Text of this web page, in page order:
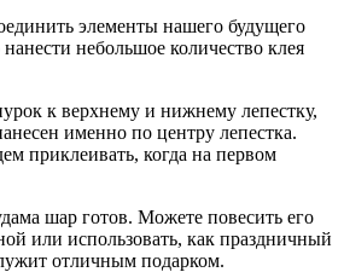
элементы нашего будущего
небольшое количество клея
к верхнему и нижнему лепестку,
именно по центру лепестка.
приклеивать, когда на первом
шар готов. Можете повесить его
или использовать, как праздничный
отличным подарком.